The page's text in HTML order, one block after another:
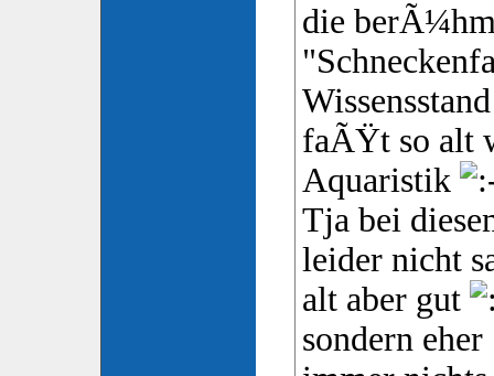
die
faÃŸt so alt
Aquaristik
Tja bei
leider nicht
alt aber gut
sondern